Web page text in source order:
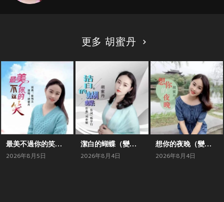
更多 胡蜜丹
最美不過你的笑（變速版）
2026年8月5日
潔白的蝴蝶（變速版）
2026年8月4日
想你的夜晚（變速版）
2026年8月4日